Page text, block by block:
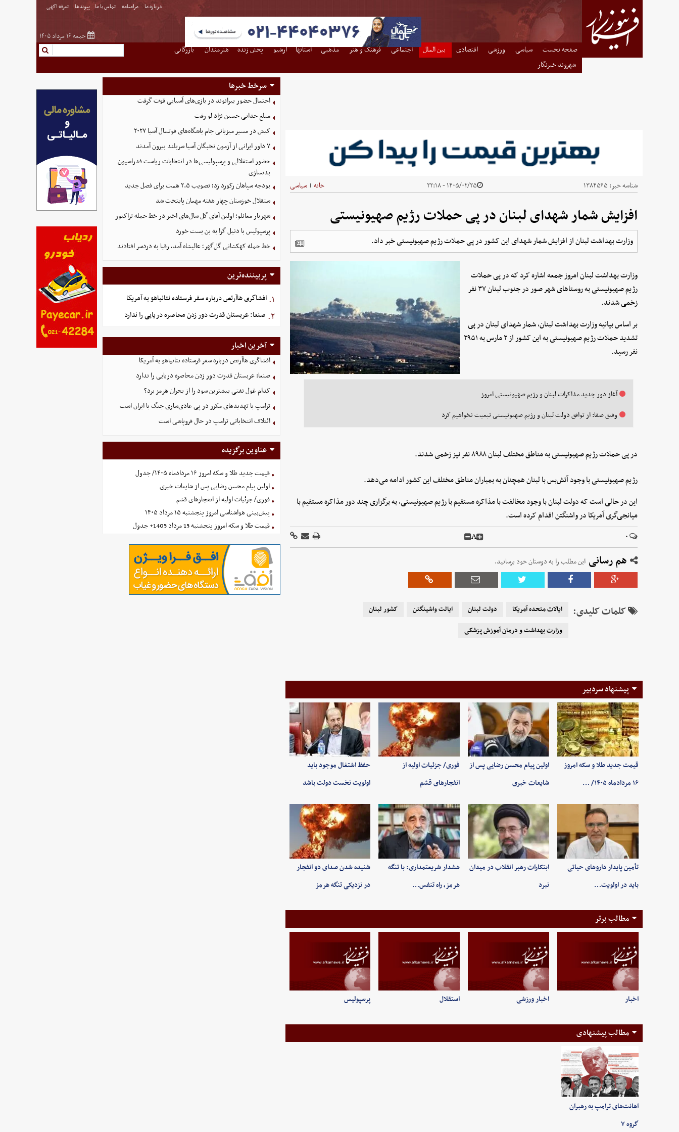
درباره ما مرامنامه تماس با ما پیوندها تعرفه اگهی
جمعه ۱۶ مرداد ۱۴۰۵
صفحه نخست سیاسی ورزشی اقتصادی بین الملل اجتماعی فرهنگ و هنر مذهبی استانها آرشیو پخش زنده هنرمندان
بازرگانی
شهروند خبرنگار
شناسه خبر: ۱۳۸۴۵۶۵ ۱۴۰۵/۰۲/۲۵ - ۲۲:۱۸ خانه | سیاسی
افزایش شمار شهدای لبنان در پی حملات رژیم صهیونیستی
وزارت بهداشت لبنان از افزایش شمار شهدای این کشور در پی حملات رژیم صهیونیستی خبر داد.
وزارت بهداشت لبنان امروز جمعه اشاره کرد که در پی حملات
رژیم صهیونیستی به روستاهای شهر صور در جنوب لبنان ۳۷ نفر
زخمی شدند.
بر اساس بیانیه وزارت بهداشت لبنان، شمار شهدای لبنان در پی
تشدید حملات رژیم صهیونیستی به این کشور از ۲ مارس به ۲۹۵۱
نفر رسید.
آغاز دور جدید مذاکرات لبنان و رژیم صهیونیستی امروز
وفیق صفا: از توافق دولت لبنان و رژیم صهیونیستی تبعیت نخواهیم کرد
در پی حملات رژیم صهیونیستی به مناطق مختلف لبنان ۸۹۸۸ نفر نیز زخمی شدند.
رژیم صهیونیستی با وجود آتش‌بس با لبنان همچنان به بمباران مناطق مختلف این کشور ادامه می‌دهد.
این در حالی‌ است که دولت لبنان با وجود مخالفت با مذاکره مستقیم با رژیم صهیونیستی، به برگزاری چند دور مذاکره مستقیم با
میانجی‌گری آمریکا در واشنگتن اقدام کرده است.
۰ A
هم رسانی این مطلب را به دوستان خود برسانید.
کلمات کلیدی: ایالات متحده آمریکا دولت لبنان ایالت واشینگتن
کشور لبنان
وزارت بهداشت و درمان آموزش پزشکی
پیشنهاد سردبیر
قیمت جدید طلا و سکه امروز
۱۶ مردادماه ۱۴۰۵/ …
اولین پیام محسن رضایی پس از
شایعات خبری
فوری/ جزئیات اولیه از
انفجارهای قشم
حفظ اشتغال موجود باید
اولویت نخست دولت باشد
تأمین پایدار داروهای حیاتی
باید در اولویت…
ابتکارات رهبر انقلاب در میدان
نبرد
هشدار شریعتمداری: با تنگه
هرمز، راه تنفس…
شنیده شدن صدای دو انفجار
در نزدیکی تنگه هرمز
مطالب برتر
اخبار اخبار ورزشی استقلال پرسپولیس
مطالب پیشنهادی
اهانت‌های ترامپ به رهبران
گروه ۷
سرخط خبرها
احتمال حضور بیرانوند در بازی‌های آسیایی قوت گرفت
مبلغ جدایی حسین نژاد لو رفت
کیش در مسیر میزبانی جام باشگاه‌های فوتسال آسیا ۲۰۲۷
۷ داور ایرانی از آزمون نخبگان آسیا سربلند بیرون آمدند
حضور استقلالی و پرسپولیسی‌ها در انتخابات ریاست فدراسیون
بدنسازی
بودجه سپاهان رکورد زد؛ تصویب ۲.۵ همت برای فصل جدید
ستقلال خوزستان چهار هفته مهمان پایتخت شد
شهریار مغانلو؛ اولین آقای گل سال‌های اخیر در خط حمله تراکتور
پرسپولیس با دنیل گرا به بن بست خورد
خط حمله کهکشانی گل‌گهر؛ عالیشاه آمد، رقبا به دردسر افتادند
پربیننده‌ترین
۱. افشاگری هاآرتص درباره سفر فرستاده نتانیاهو به آمریکا
۲. صنعا: عربستان قدرت دور زدن محاصره دریایی را ندارد
آخرین اخبار
افشاگری هاآرتص درباره سفر فرستاده نتانیاهو به آمریکا
صنعا: عربستان قدرت دور زدن محاصره دریایی را ندارد
کدام غول نفتی بیشترین سود را از بحران هرمز برد؟
ترامپ با تهدیدهای مکرر در پی عادی‌سازی جنگ با ایران است
ائتلاف انتخاباتی ترامپ در حال فروپاشی است
عناوین برگزیده
قیمت جدید طلا و سکه امروز ۱۶ مردادماه ۱۴۰۵/ جدول
اولین پیام محسن رضایی پس از شایعات خبری
فوری/ جزئیات اولیه از انفجارهای قشم
پیش‌بینی هواشناسی امروز پنجشنبه ۱۵ مرداد ۱۴۰۵
قیمت طلا و سکه امروز پنجشنبه 15 مرداد 1405+ جدول